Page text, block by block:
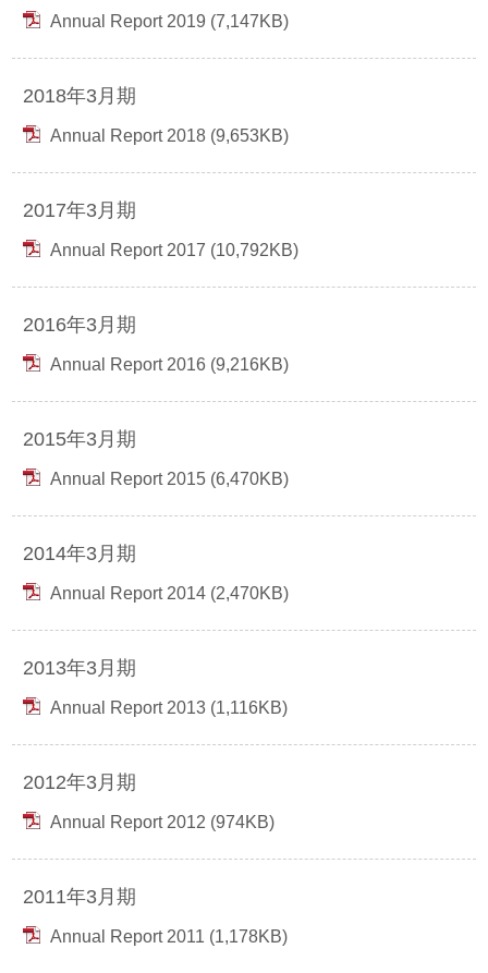
Annual Report 2019 (7,147KB)
2018年3月期
Annual Report 2018 (9,653KB)
2017年3月期
Annual Report 2017 (10,792KB)
2016年3月期
Annual Report 2016 (9,216KB)
2015年3月期
Annual Report 2015 (6,470KB)
2014年3月期
Annual Report 2014 (2,470KB)
2013年3月期
Annual Report 2013 (1,116KB)
2012年3月期
Annual Report 2012 (974KB)
2011年3月期
Annual Report 2011 (1,178KB)